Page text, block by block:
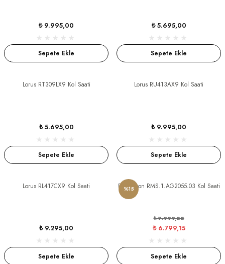
₺ 9.995,00
Sepete Ekle
₺ 5.695,00
Sepete Ekle
Lorus RT309LX9 Kol Saati
₺ 5.695,00
Sepete Ekle
Lorus RU413AX9 Kol Saati
₺ 9.995,00
Sepete Ekle
Lorus RL417CX9 Kol Saati
₺ 9.295,00
Sepete Ekle
%15
Romanson RMS.1.AG2055.03 Kol Saati
₺ 7.999,00
₺ 6.799,15
Sepete Ekle